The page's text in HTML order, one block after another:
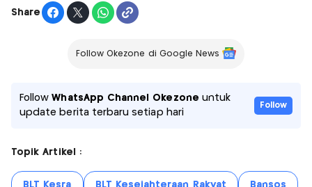
Share
Follow Okezone di Google News
FollowWhatsApp Channel Okezone untuk
update berita terbaru setiap hari
Follow
Topik Artikel :